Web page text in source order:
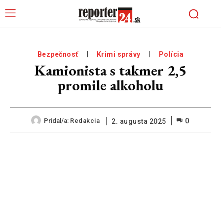
Bezpečnosť Krimi správy Polícia
Kamionista s takmer 2,5
promile alkoholu
Pridal/a: Redakcia 2. augusta 2025 0